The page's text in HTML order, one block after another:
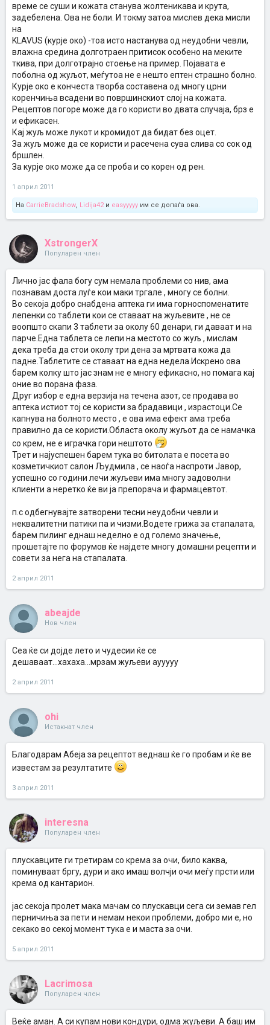
време се суши и кожата станува жолтеникава и крута,
задебелена. Ова не боли. И токму затоа мислев дека мисли
на
KLAVUS (курје око) -тоа исто настанува од неудобни чевли,
влажна средина долготраен притисок особено на меките
ткива, при долготрајно стоење на пример. Појавата е
поболна од жуљот, меѓутоа не е нешто ептен страшно болно.
Курје око е кончеста творба составена од многу црни
коренчиња всадени во површинскиот слој на кожата.
Рецептов погоре може да го користи во двата случаја, брз е
и ефикасен.
Кај жуљ може лукот и кромидот да бидат без оцет.
За жуљ може да се користи и расечена сува слива со сок од
бршлен.
За курје око може да се проба и со корен од рен.
1 април 2011
На CarrieBradshow, Lidija42и easyyyyy им се допаѓа ова.
XstrongerX
Популарен член
Лично јас фала богу сум немала проблеми со нив, ама
познавам доста луѓе кои маки тргале , многу се болни.
Во секоја добро снабдена аптека ги има горноспоменатите
лепенки со таблети кои се ставаат на жуљевите , не се
воопшто скапи 3 таблети за околу 60 денари, ги даваат и на
парче.Една таблета се лепи на местото со жуљ , мислам
дека треба да стои околу три дена за мртвата кожа да
падне.Таблетите се ставаат на една недела.Искрено ова
барем колку што јас знам не е многу ефикасно, но помага кај
оние во порана фаза.
Друг избор е една верзија на течена азот, се продава во
аптека истиот тој се користи за брадавици , израстоци.Се
капнува на болното место , е ова има ефект ама треба
правилно да се користи.Областа околу жуљот да се намачка
со крем, не е играчка гори нештото
Трет и најуспешен барем тука во битолата е посета во
козметичкиот салон Људмила , се наоѓа наспроти Јавор,
успешно со години лечи жуљеви има многу задоволни
клиенти а неретко ќе ви ја препорача и фармацевтот.
п.с одбегнувајте затворени тесни неудобни чевли и
неквалитетни патики па и чизми.Водете грижа за стапалата,
барем пилинг еднаш неделно е од големо значење,
прошетајте по форумов ќе најдете многу домашни рецепти и
совети за нега на стапалата.
2 април 2011
abeajde
Нов член
Сеа ќе си дојде лето и чудесии ќе се
дешаваат...хахаха...мрзам жуљеви аууууу
2 април 2011
ohi
Истакнат член
Благодарам Абеја за рецептот веднаш ќе го пробам и ќе ве
известам за резултатите
3 април 2011
interesna
Популарен член
плускавците ги третирам со крема за очи, било каква,
поминуваат бргу, дури и ако имаш волчји очи меѓу прсти или
крема од кантарион.
јас секоја пролет мака мачам со плускавци сега си земав гел
перничиња за пети и немам некои проблеми, добро ми е, но
секако во секој момент тука е и маста за очи.
5 април 2011
Lacrimosa
Популарен член
Веќе аман. А си купам нови кондури, одма жуљеви. А баш им